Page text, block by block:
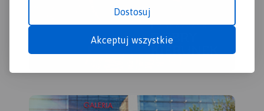
Dostosuj
Akceptuj wszystkie